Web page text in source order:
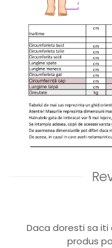
Daca doresti sa
produs